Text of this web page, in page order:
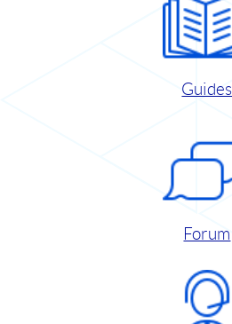
Guides
Forum